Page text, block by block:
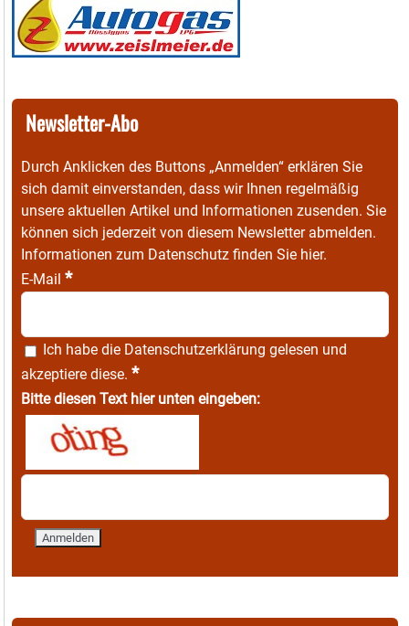
Newsletter-Abo
Durch Anklicken des Buttons „Anmelden“ erklären Sie
sich damit einverstanden, dass wir Ihnen regelmäßig
unsere aktuellen Artikel und Informationen zusenden. Sie
können sich jederzeit von diesem Newsletter abmelden.
Informationen zum Datenschutz finden Sie hier.
E-Mail *
Ich habe die Datenschutzerklärung gelesen und
akzeptiere diese. *
Bitte diesen Text hier unten eingeben: